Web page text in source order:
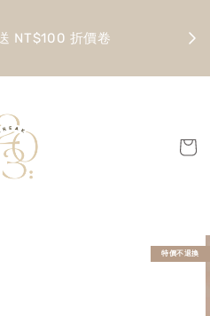
NT$100 折價卷
特價不退換